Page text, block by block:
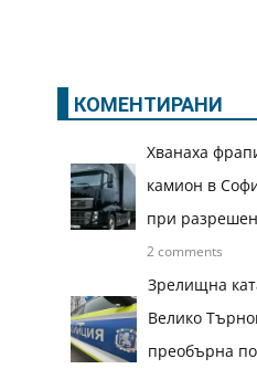
КОМЕНТИРАНИ
Хванаха
камион в
при
2 comments
Зрелищна
Велико
преобърна